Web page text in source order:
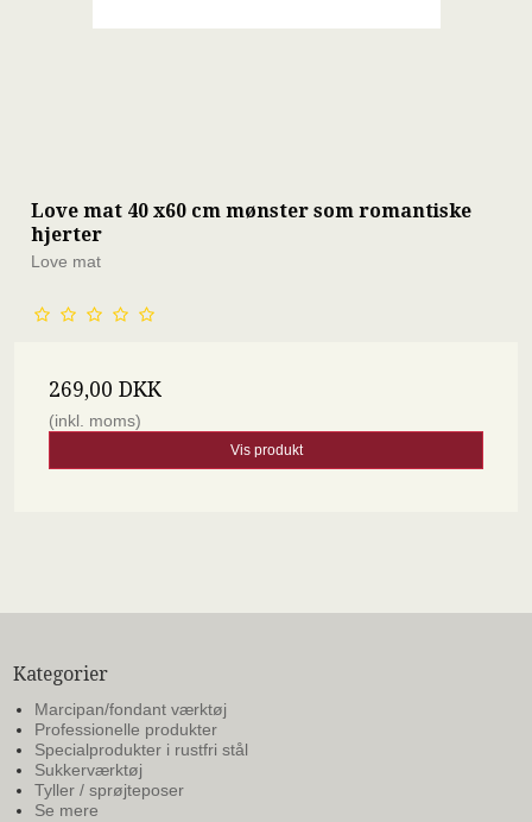
Love mat 40 x60 cm mønster som romantiske
hjerter
Love mat
269,00 DKK
(inkl. moms)
Vis produkt
Kategorier
Marcipan/fondant værktøj
Professionelle produkter
Specialprodukter i rustfri stål
Sukkerværktøj
Tyller / sprøjteposer
Se mere